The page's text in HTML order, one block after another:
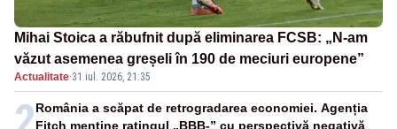
Mihai Stoica a răbufnit după eliminarea FCSB: „N-am
văzut asemenea greșeli în 190 de meciuri europene”
Actualitate·31 iul. 2026, 21:35
România a scăpat de retrogradarea economiei. Agenția
Fitch menține ratingul „BBB-” cu perspectivă negativă